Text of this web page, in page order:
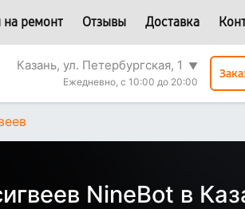
ремонт Отзывы Доставка
Казань, ул. Петербургская, 1
▼
Ежедневно, с 10:00 до 20:00
NineBot в